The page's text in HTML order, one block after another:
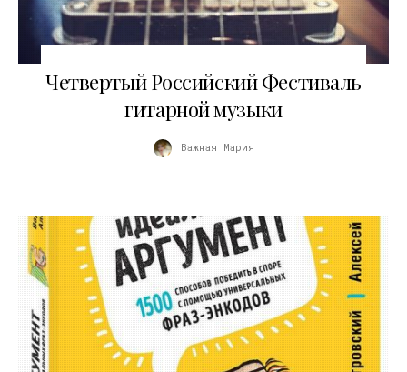
10.04.2021
Четвертый Российский Фестиваль
гитарной музыки
Важная Мария